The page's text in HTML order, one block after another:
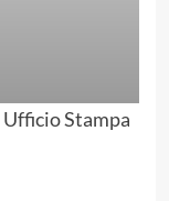
Ufficio Stampa